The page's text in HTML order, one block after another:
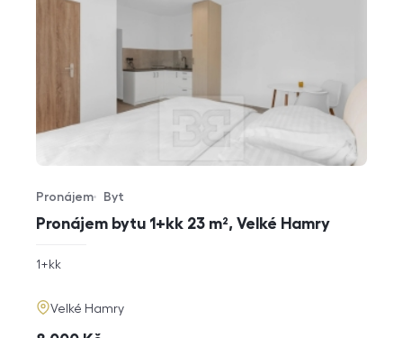
Pronájem bytu 1+kk 23 m², Velké Hamry
Typ nabídky
Pronájem
Typ nemovitosti
Byt
rozměry
1+kk
adresa
Velké Hamry